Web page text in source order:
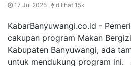
17 Jul 2025 , dilihat 15k
KabarBanyuwangi.co.id -
cakupan program Makan
Kabupaten Banyuwangi, ada
untuk mendukung program ini.